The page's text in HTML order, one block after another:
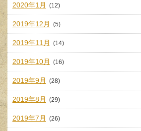
2020年1月 (12)
2019年12月 (5)
2019年11月 (14)
2019年10月 (16)
2019年9月 (28)
2019年8月 (29)
2019年7月 (26)